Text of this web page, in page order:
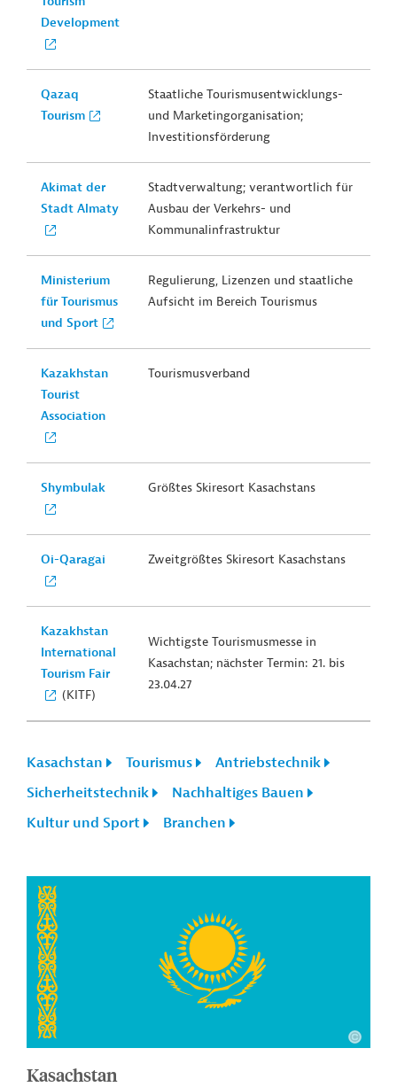
Development
Qazaq
Tourism
Staatliche Tourismusentwicklungs-
und Marketingorganisation;
Investitionsförderung
Akimat der
Stadt Almaty
Stadtverwaltung; verantwortlich für
Ausbau der Verkehrs- und
Kommunalinfrastruktur
Ministerium
für Tourismus
und Sport
Regulierung, Lizenzen und staatliche
Aufsicht im Bereich Tourismus
Kazakhstan
Tourist
Association
Tourismusverband
Shymbulak Größtes Skiresort Kasachstans
Oi-Qaragai Zweitgrößtes Skiresort Kasachstans
Kazakhstan
International
Tourism Fair
(KITF)
Wichtigste Tourismusmesse in
Kasachstan; nächster Termin: 21. bis
23.04.27
Kasachstan Tourismus
Antriebstechnik
Sicherheitstechnik
Nachhaltiges Bauen
Kultur und Sport
Branchen
Kasachstan